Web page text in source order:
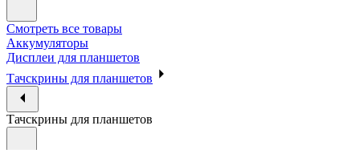
Смотреть все товары
Аккумуляторы
Дисплеи для планшетов
Тачскрины для планшетов
Тачскрины для планшетов